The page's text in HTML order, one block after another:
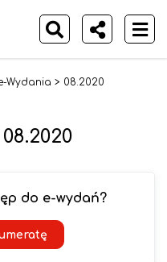
Wydania > 08.2020
do e-wydań?